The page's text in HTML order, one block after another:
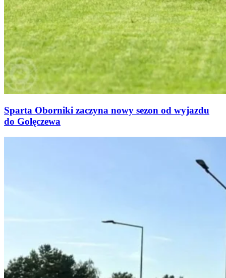
Sparta Oborniki zaczyna nowy sezon od wyjazdu
do Golęczewa